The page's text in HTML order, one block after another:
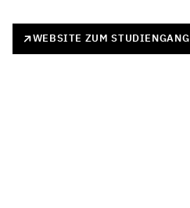
WEBSITE ZUM STUDIENGANG